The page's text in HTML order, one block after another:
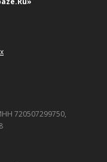
720507299750,